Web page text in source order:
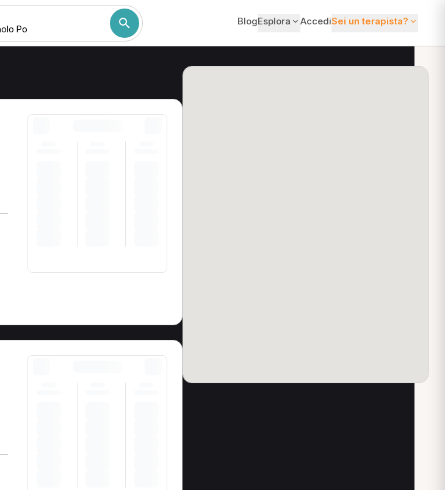
BlogEsplora AccediSei un terapista?